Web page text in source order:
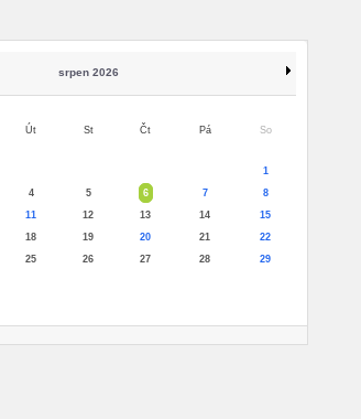
srpen 2026
Út St Čt Pá So
1
4 5 6 7
8
11 12 13 14
15
18 19 20 21
22
25 26 27 28
29